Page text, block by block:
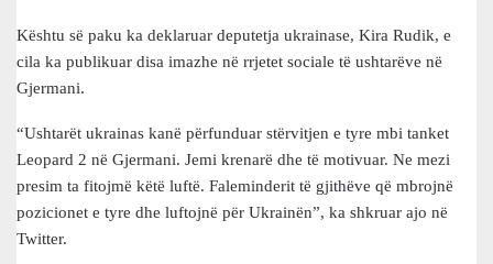
Kështu së paku ka deklaruar deputetja ukrainase, Kira Rudik, e
cila ka publikuar disa imazhe në rrjetet sociale të ushtarëve në
Gjermani.
“Ushtarët ukrainas kanë përfunduar stërvitjen e tyre mbi tanket
Leopard 2 në Gjermani. Jemi krenarë dhe të motivuar. Ne mezi
presim ta fitojmë këtë luftë. Faleminderit të gjithëve që mbrojnë
pozicionet e tyre dhe luftojnë për Ukrainën”, ka shkruar ajo në
Twitter.